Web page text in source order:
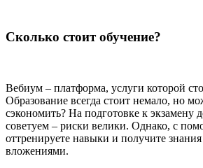
Сколько стоит обучение?
Вебиум – платформа, услуги которой
Образование всегда стоит немало, но
сэкономить? На подготовке к экзамену
советуем – риски велики. Однако, с
оттренируете навыки и получите
вложениями.